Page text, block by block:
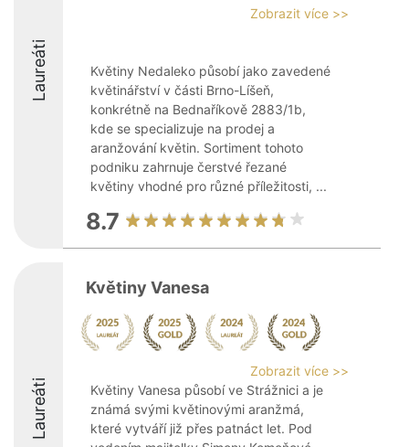
Laureáti
Zobrazit více >>
Květiny Nedaleko působí jako zavedené
květinářství v části Brno-Líšeň,
konkrétně na Bednaříkově 2883/1b,
kde se specializuje na prodej a
aranžování květin. Sortiment tohoto
podniku zahrnuje čerstvé řezané
květiny vhodné pro různé příležitosti, ...
8.7
Laureáti
Květiny Vanesa
Zobrazit více >>
Květiny Vanesa působí ve Strážnici a je
známá svými květinovými aranžmá,
které vytváří již přes patnáct let. Pod